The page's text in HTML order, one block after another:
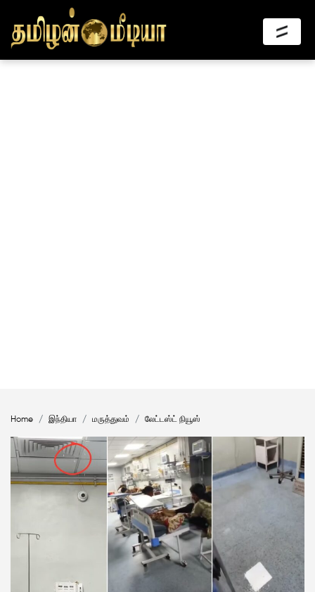
Home இந்தியா மருத்துவம் லேட்டஸ்ட் நியூஸ்